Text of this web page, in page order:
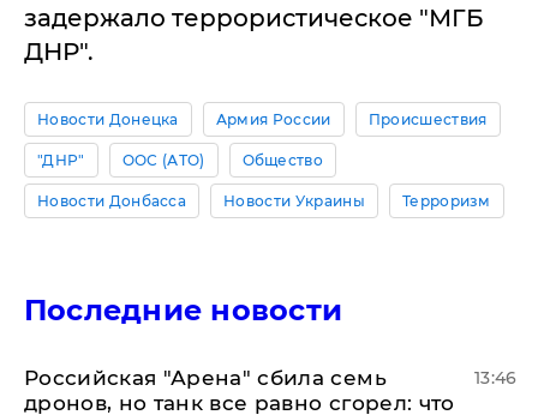
задержало террористическое "МГБ
ДНР".
Новости Донецка Армия России Происшествия
"ДНР" ООС (АТО) Общество
Новости Донбасса Новости Украины Терроризм
Последние новости
​Российская "Арена" сбила семь
дронов, но танк все равно сгорел: что
13:46